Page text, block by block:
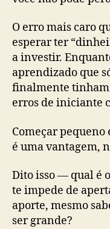
O erro mais caro
esperar ter
a investir.
aprendizado que
finalmente
erros de iniciante
Começar
é uma vantagem,
Dito isso — qual é
te impede de
aporte, mesmo
ser grande?